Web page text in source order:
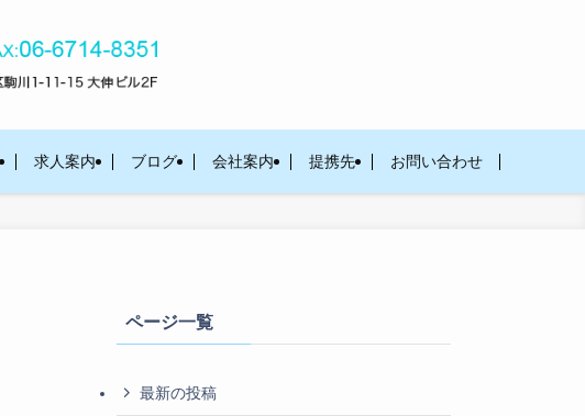
求人案内 ブログ 会社案内 提携先 お問い合わせ
ページ一覧
最新の投稿